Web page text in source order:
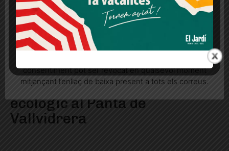
Es produeix un delicte
ecològic al Pantà de
Vallvidrera
Més informació Acceptar Rebutjar tot
Quan l’usuari crea un compte al Diari el Jardí, dona el
seu consentiment explícit per rebre comunicacions
consentiment pot ser revocat en qualsevol moment
mitjançant l’enllaç de baixa present a tots els correus.